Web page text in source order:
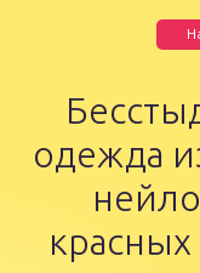
одежда